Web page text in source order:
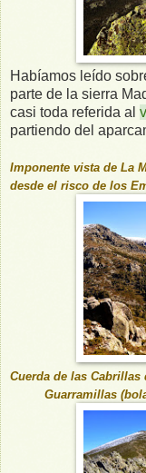
Habíamos leído
parte de la sierra
casi toda referida al
partiendo del
Imponente vista de La
desde el risco de los
Cuerda de las
Guarramillas